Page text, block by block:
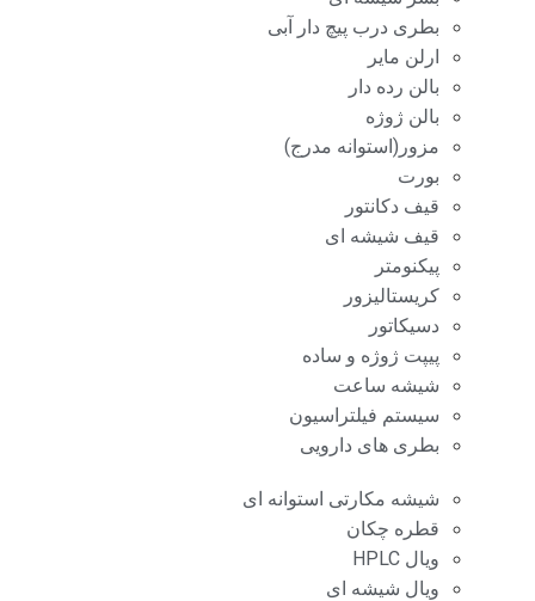
بطری درب پیچ دار آبی
ارلن مایر
بالن رده دار
بالن ژوژه
مزور(استوانه مدرج)
بورت
قیف دکانتور
قیف شیشه ای
پیکنومتر
کریستالیزور
دسیکاتور
پیپت ژوژه و ساده
شیشه ساعت
سیستم فیلتراسیون
بطری های دارویی
شیشه مکارتی استوانه ای
قطره چکان
ویال HPLC
ویال شیشه ای